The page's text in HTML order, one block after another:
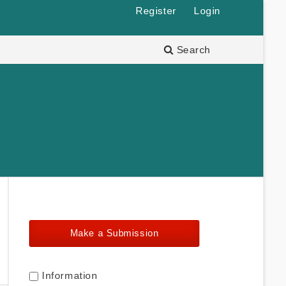
Search
Register Login
Make a Submission
Information